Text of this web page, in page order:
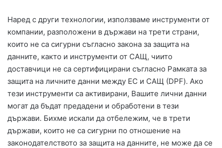
Наред с други технологии, използваме инструменти от
компании, разположени в държави на трети страни,
които не са сигурни съгласно закона за защита на
данните, както и инструменти от САЩ, чиито
доставчици не са сертифицирани съгласно Рамката за
защита на личните данни между ЕС и САЩ (DPF). Ако
тези инструменти са активирани, Вашите лични данни
могат да бъдат предадени и обработени в тези
държави. Бихме искали да отбележим, че в трети
държави, които не са сигурни по отношение на
законодателството за защита на данните, не може да се